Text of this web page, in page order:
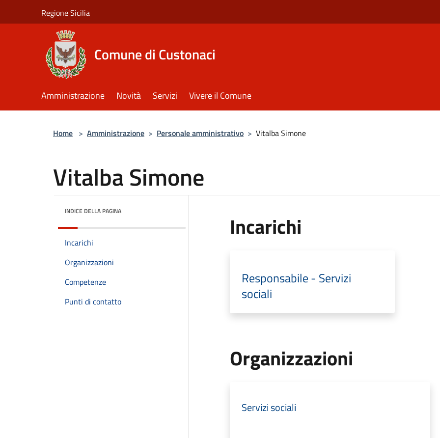
Regione Sicilia
Comune di Custonaci
Amministrazione Novità Servizi Vivere il Comune
Home > Amministrazione > Personale amministrativo > Vitalba Simone
Vitalba Simone
INDICE DELLA PAGINA
Incarichi
Organizzazioni
Competenze
Punti di contatto
Incarichi
Responsabile - Servizi
sociali
Organizzazioni
Servizi sociali